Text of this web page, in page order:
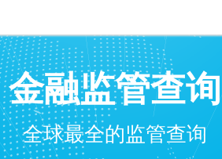
金融监管查询
全球最全的监管查询